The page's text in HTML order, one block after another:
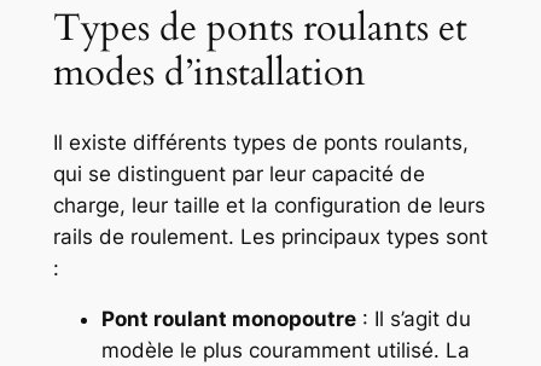
Types de ponts roulants et
modes d’installation
Il existe différents types de ponts roulants,
qui se distinguent par leur capacité de
charge, leur taille et la configuration de leurs
rails de roulement. Les principaux types sont
:
Pont roulant monopoutre: Il s’agit du
modèle le plus couramment utilisé. La